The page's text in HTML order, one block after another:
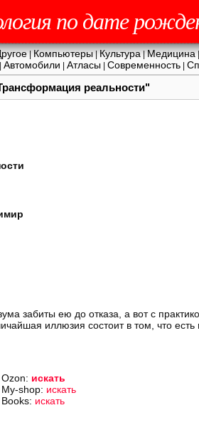
по дате
|Компьютеры|Культура|Медицина
Автомобили Атласы Современность
реальности"
забиты ею до отказа, а вот с
иллюзия состоит в том, что есть
Ozon: искать
My-shop: искать
Books: искать